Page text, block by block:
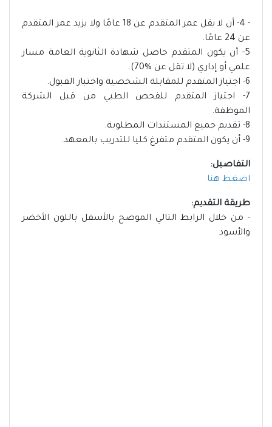
- 4- أن لا يقل عمر المتقدم عن 18 عامًا ولا يزيد عمر المتقدم
عن 24 عامًا.
5- أن يكون المتقدم حاصل شهادة الثانوية العامة مسار
علمي أو إداري (لا تقل عن %70).
6- اجتياز المتقدم للمقابلة الشخصية واختبار القبول.
7- اجتياز المتقدم للفحص الطبي من قبل الشركة
الموظفة.
8- تقديم جميع المستندات المطلوبة.
9- أن يكون المتقدم متفرغ كليا للتدريب بالمعهد.
التفاصيل:
اضغط هنا
طريقة التقديم:
- من خلال الرابط التالي الموضح بالأسفل باللون الأخضر
والأسود